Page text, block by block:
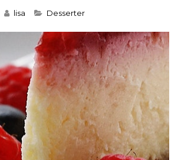
lisa Categories
Desserter